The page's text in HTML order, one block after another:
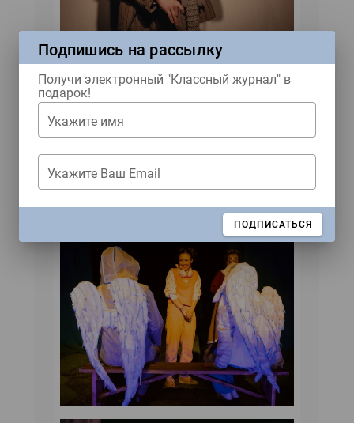
Подпишись на рассылку
Получи электронный "Классный журнал" в
подарок!
Укажите имя
Укажите Ваш Email
ПОДПИСАТЬСЯ